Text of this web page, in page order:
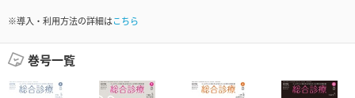
※導入・利用方法の詳細はこちら
巻号一覧